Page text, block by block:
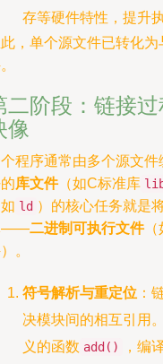
存等硬件特性，提升
，单个源文件已转化为
二阶段：链接
像
程序通常由多个源文
库文件（如C标准库
ld ）的核心任务就是
——二进制可执行文件（
。
符号解析与重定位 ：
决模块间的相互引用
义的函数 add() ，编